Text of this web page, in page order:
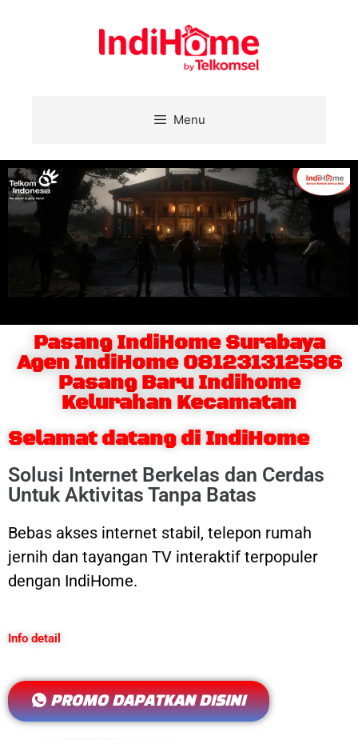
Menu
Pasang IndiHome Surabaya
Agen IndiHome 081231312586
Pasang Baru Indihome
Kelurahan Kecamatan
Selamat datang di IndiHome
Solusi Internet Berkelas dan Cerdas
Untuk Aktivitas Tanpa Batas
Bebas akses internet stabil, telepon rumah
jernih dan tayangan TV interaktif terpopuler
dengan IndiHome.
Info detail
PROMO DAPATKAN DISINI